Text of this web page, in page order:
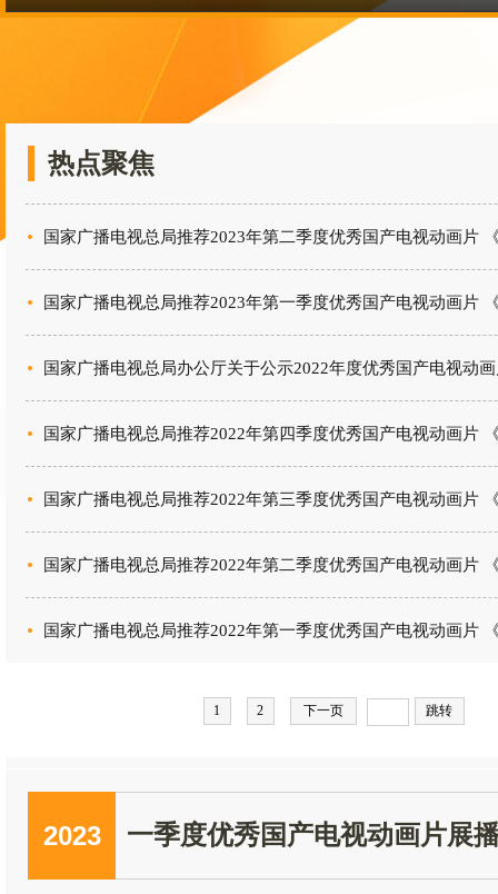
热点聚焦
1 2 下一页 跳转
2023 一季度优秀国产电视动画片展